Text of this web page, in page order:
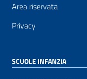
Area riservata
Privacy
SCUOLE INFANZIA